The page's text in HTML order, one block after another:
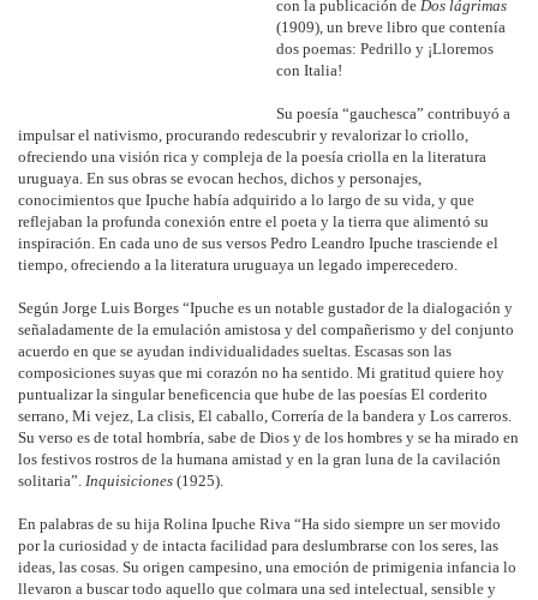
con la publicación de Dos lágrimas
(1909), un breve libro que contenía
dos poemas: Pedrillo y ¡Lloremos
con Italia!
Su poesía “gauchesca” contribuyó a
impulsar el nativismo, procurando redescubrir y revalorizar lo criollo,
ofreciendo una visión rica y compleja de la poesía criolla en la literatura
uruguaya. En sus obras se evocan hechos, dichos y personajes,
conocimientos que Ipuche había adquirido a lo largo de su vida, y que
reflejaban la profunda conexión entre el poeta y la tierra que alimentó su
inspiración. En cada uno de sus versos Pedro Leandro Ipuche trasciende el
tiempo, ofreciendo a la literatura uruguaya un legado imperecedero.
Según Jorge Luis Borges “Ipuche es un notable gustador de la dialogación y
señaladamente de la emulación amistosa y del compañerismo y del conjunto
acuerdo en que se ayudan individualidades sueltas. Escasas son las
composiciones suyas que mi corazón no ha sentido. Mi gratitud quiere hoy
puntualizar la singular beneficencia que hube de las poesías El corderito
serrano, Mi vejez, La clisis, El caballo, Correría de la bandera y Los carreros.
Su verso es de total hombría, sabe de Dios y de los hombres y se ha mirado en
los festivos rostros de la humana amistad y en la gran luna de la cavilación
solitaria”. Inquisiciones (1925).
En palabras de su hija Rolina Ipuche Riva “Ha sido siempre un ser movido
por la curiosidad y de intacta facilidad para deslumbrarse con los seres, las
ideas, las cosas. Su origen campesino, una emoción de primigenia infancia lo
llevaron a buscar todo aquello que colmara una sed intelectual, sensible y